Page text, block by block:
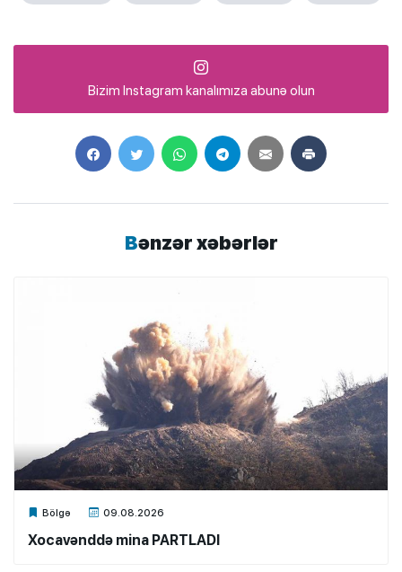
Bizim Instagram kanalımıza abunə olun
Bənzər xəbərlər
Bölgə 09.08.2026
Xalq.Online
Xocavənddə mina PARTLADI